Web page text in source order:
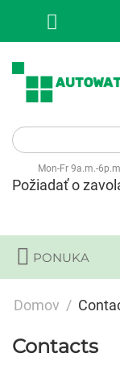
Mon-Fr 9a.m.-
Požiadať o
PONUKA
Domov /
Contacts